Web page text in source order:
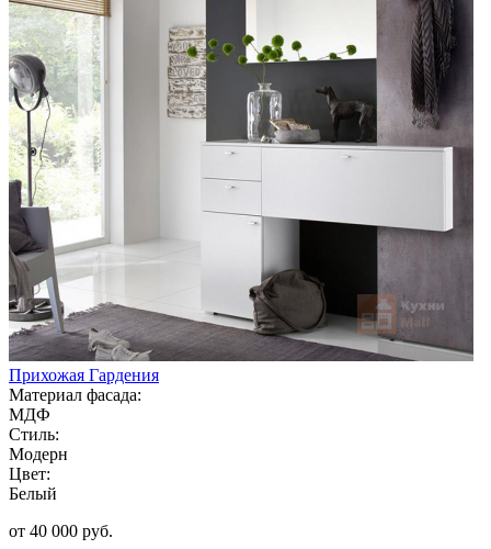
Прихожая Гардения
Материал фасада:
МДФ
Стиль:
Модерн
Цвет:
Белый
от 40 000 руб.